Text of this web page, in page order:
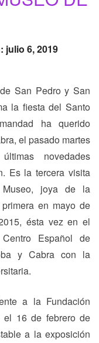
julio 6, 2019
San Pedro y San
la fiesta del Santo
ha querido
el pasado martes
novedades
Es la tercera visita
joya de la
en mayo de
ésta vez en el
Español de
y Cabra con la
a la Fundación
el 16 de febrero de
a la exposición